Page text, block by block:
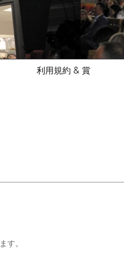
利用規約 & 賞
す。